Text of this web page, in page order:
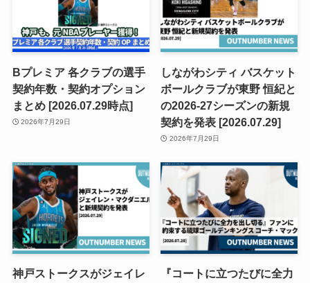
Bプレミア 各クラブの選手
契約年数・契約オプション
まとめ [2026.07.29時点]
2026年7月29日
しながわシティ バスケット
ボールクラブが東野 恒紀と
の2026-27シーズンの新規
契約を発表 [2026.07.29]
2026年7月29日
神戸ストークスがジェイレ
『コートに立つたびに全力